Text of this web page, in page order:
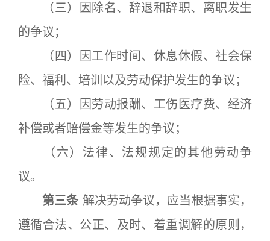
（三）因除名、辞退和辞职、离职发生
的争议；
（四）因工作时间、休息休假、社会保
险、福利、培训以及劳动保护发生的争议；
（五）因劳动报酬、工伤医疗费、经济
补偿或者赔偿金等发生的争议；
（六）法律、法规规定的其他劳动争
议。
第三条 解决劳动争议，应当根据事实，
遵循合法、公正、及时、着重调解的原则，